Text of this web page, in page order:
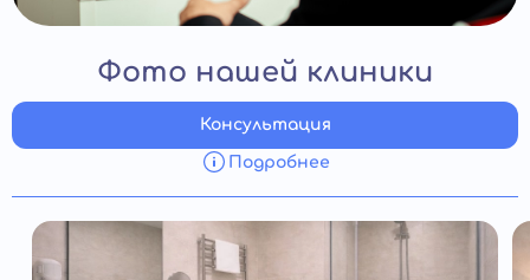
Фото нашей клиники
Подробнее
Консультация